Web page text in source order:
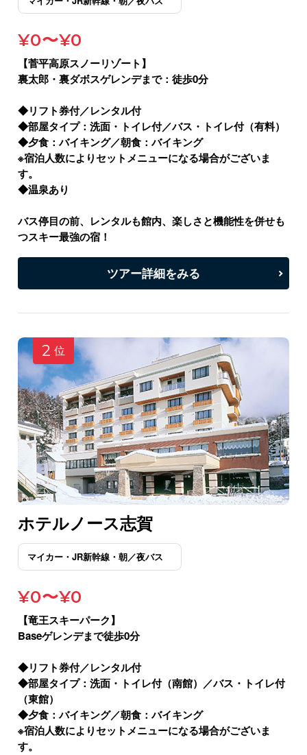
¥0〜¥0
【菅平高原スノーリゾート】
裏太郎・裏ダボスゲレンデまで：徒歩0分
◆リフト券付／レンタル付
◆部屋タイプ：洗面・トイレ付／バス・トイレ付（有料）
◆夕食：バイキング／朝食：バイキング
※宿泊人数によりセットメニューになる場合がございま
す。
◆温泉あり
バス停目の前、レンタルも館内、楽しさと機能性を併せも
つスキー最強の宿！
ツアー詳細をみる
2 位
ホテルノース志賀
¥0〜¥0
【竜王スキーパーク】
Baseゲレンデまで徒歩0分
◆リフト券付／レンタル付
◆部屋タイプ：洗面・トイレ付（南館）／バス・トイレ付
（東館）
◆夕食：バイキング／朝食：バイキング
※宿泊人数によりセットメニューになる場合がございま
す。